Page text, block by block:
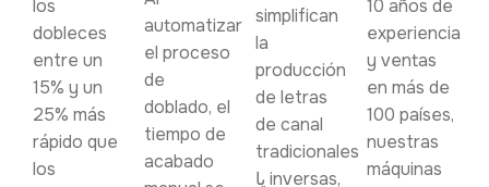
los
dobleces
entre un
15% y un
25% más
rápido que
los
automatizar
el proceso
de
doblado, el
tiempo de
acabado
simplifican
la
producción
de letras
de canal
tradicionales
یا inversas,
10 años de
experiencia
y ventas
en más de
100 países,
nuestras
máquinas